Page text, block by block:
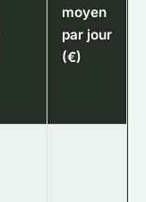
moyen
par jour
(€)